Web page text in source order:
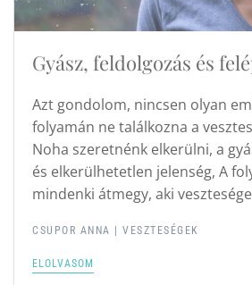
Gyász, feldolgozás és
Azt gondolom, nincsen olyan
folyamán ne találkozna a
Noha szeretnénk elkerülni, a
és elkerülhetetlen jelenség, A
mindenki átmegy, aki
CSUPOR ANNA | VESZTESÉGEK
ELOLVASOM